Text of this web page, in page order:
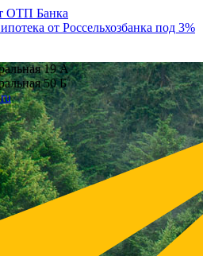
ОТП Банка
от Россельхозбанка под 3%
19 А
50 Б